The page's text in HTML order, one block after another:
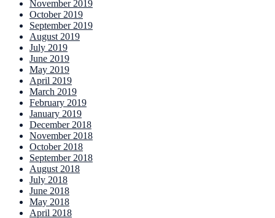
November 2019
October 2019
September 2019
August 2019
July 2019
June 2019
May 2019
April 2019
March 2019
February 2019
January 2019
December 2018
November 2018
October 2018
September 2018
August 2018
July 2018
June 2018
May 2018
April 2018